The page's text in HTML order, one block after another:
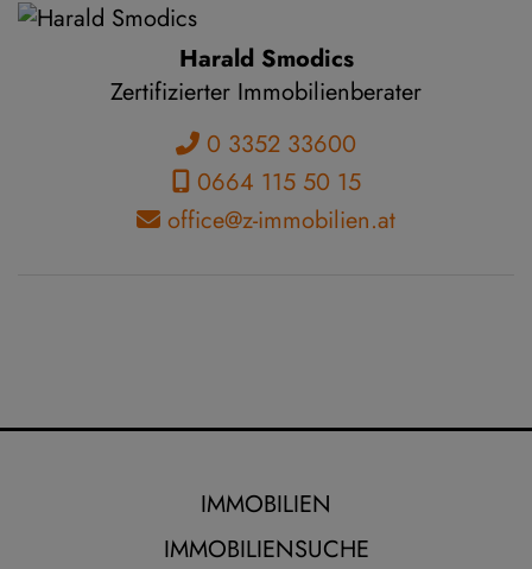
Harald Smodics
Zertifizierter Immobilienberater
0 3352 33600
0664 115 50 15
office@z-immobilien.at
IMMOBILIEN
IMMOBILIENSUCHE